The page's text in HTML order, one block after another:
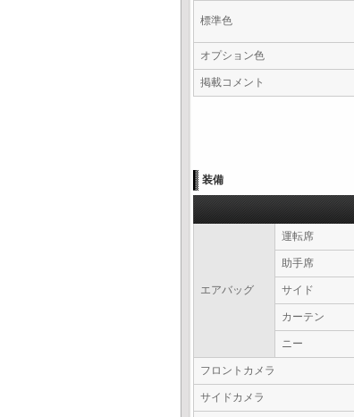
標準色
オプション色
掲載コメント
装備
エアバッグ
運転席
助手席
サイド
カーテン
ニー
フロントカメラ
サイドカメラ